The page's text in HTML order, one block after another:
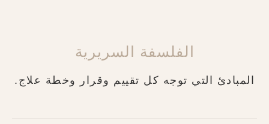
الفلسفة السريرية
المبادئ التي توجه كل تقييم وقرار وخطة علاج.